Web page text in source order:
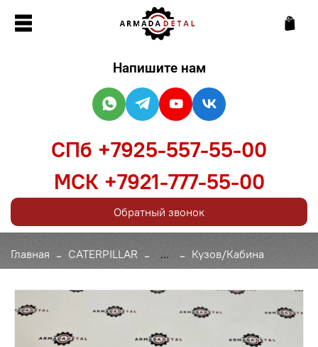
Главная CATERPILLAR ... Кузов/Кабина
Напишите нам
СПб +7925-557-55-00
МСК +7921-777-55-00
Обратный звонок